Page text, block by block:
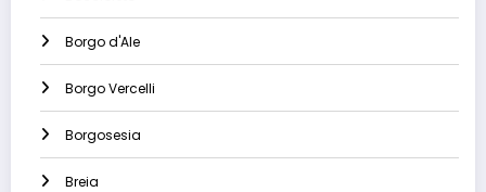
Borgo d'Ale
Borgo Vercelli
Borgosesia
Breia